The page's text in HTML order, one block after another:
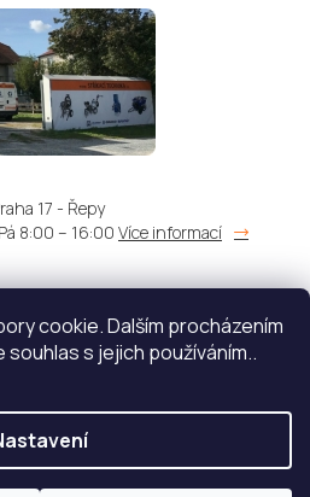
cookie. Dalším procházením
s jejich používáním..
17 - Řepy
8:00 – 16:00 Více informací
Platba:
TECHNIKA - ASTECO s.r.o.
Upravit nastavení cookies